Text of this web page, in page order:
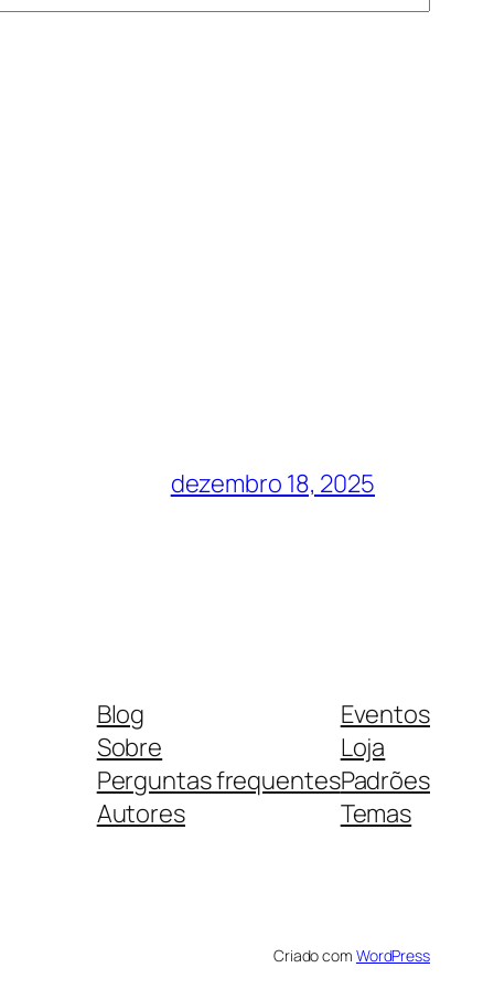
dezembro 18, 2025
Blog
Sobre
Perguntas frequentes
Autores
Eventos
Loja
Padrões
Temas
Criado com WordPress